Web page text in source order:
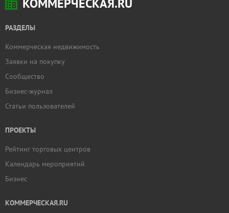
КОММЕРЧЕСКАЯ.RU
РАЗДЕЛЫ
Коммерческая недвижимость
Заявки на покупку
Сообщество
Бизнес-журнал
Статьи пользователей
ПРОЕКТЫ
Рейтинг торговых центров
Календарь мероприятий
Бизнес
КОММЕРЧЕСКАЯ.RU